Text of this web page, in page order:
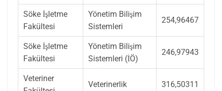
Söke İşletme
Fakültesi
Yönetim Bilişim
Sistemleri
254,96467
Söke İşletme
Fakültesi
Yönetim Bilişim
Sistemleri (İÖ)
246,97943
Veteriner
Veterinerlik 316,50311